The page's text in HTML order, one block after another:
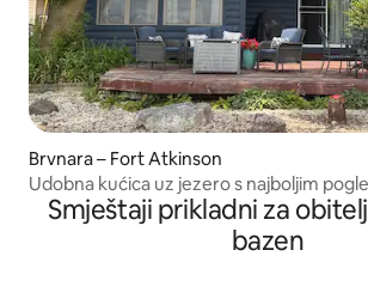
Brvnara – Fort Atkinson
Udobna kućica uz jezero s najboljim
Smještaji prikladni za
bazen